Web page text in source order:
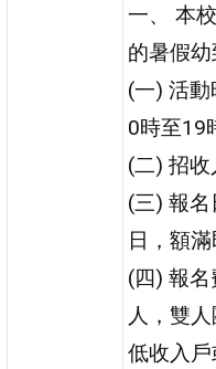
一、 本
的暑假幼
(一) 活
0時至19
(二) 招收
(三) 報
日，額滿
(四) 報
人，雙
低收入